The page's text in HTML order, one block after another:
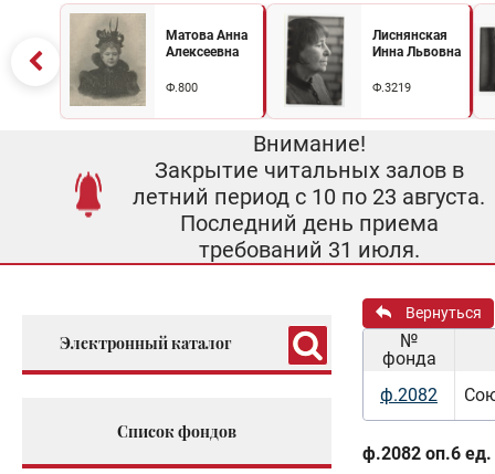
Матова Анна
Алексеевна
Ф.800
Лиснянская
Инна Львовна
Ф.3219
Внимание!
Закрытие читальных залов в
летний период с 10 по 23 августа.
Последний день приема
требований 31 июля.
Электронный каталог
Список фондов
Вернуться
№
фонда
ф.2082
ф.2082 оп.6 ед.